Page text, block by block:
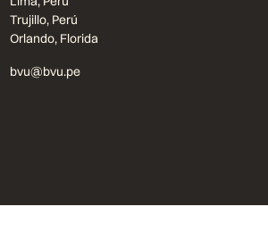
Trujillo, Perú
Orlando, Florida
bvu@bvu.pe